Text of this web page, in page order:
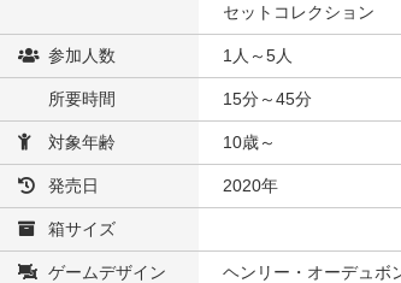
セットコレクション
参加人数 1人～5人
所要時間 15分～45分
対象年齢 10歳～
発売日 2020年
箱サイズ
ゲームデザイン ヘンリー・オーデュボ